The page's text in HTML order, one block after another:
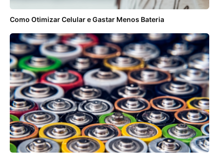
Como Otimizar Celular e Gastar Menos Bateria